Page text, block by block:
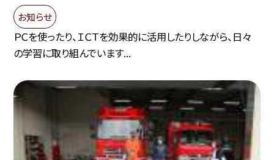
お知らせ
ＰＣを使ったり、ＩＣＴを効果的に活用したりしながら、日々
の学習に取り組んでいます...